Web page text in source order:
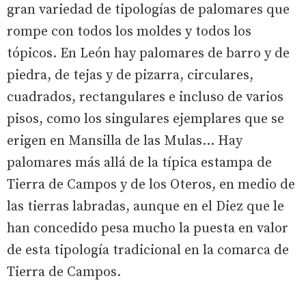
gran variedad de tipologías de palomares que
rompe con todos los moldes y todos los
tópicos. En León hay palomares de barro y de
piedra, de tejas y de pizarra, circulares,
cuadrados, rectangulares e incluso de varios
pisos, como los singulares ejemplares que se
erigen en Mansilla de las Mulas... Hay
palomares más allá de la típica estampa de
Tierra de Campos y de los Oteros, en medio de
las tierras labradas, aunque en el Diez que le
han concedido pesa mucho la puesta en valor
de esta tipología tradicional en la comarca de
Tierra de Campos.